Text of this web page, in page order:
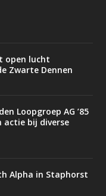
open lucht
Zwarte Dennen
Loopgroep AG ’85
actie bij diverse
Alpha in Staphorst